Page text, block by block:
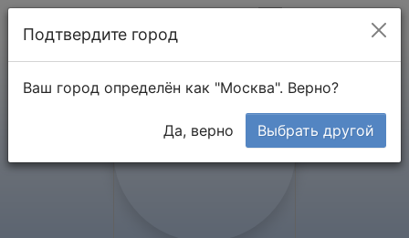
Подтвердите город
Ваш город определён как "Москва". Верно?
Да, верно Выбрать другой